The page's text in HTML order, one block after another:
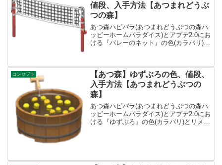
値段、入手方法【あつまれどうぶ
つの森】
あつ森ハピパラ(あつまれどうぶつの森ハ
ッピーホームパラダイス)とアプデ2.0にお
ける『バレーのネット』の色(カラバリ)と
ネット入手方法、値段バレーのネット値
段、基本情報...
コンセプト
【あつ森】ゆずぶろの色、値段、
入手方法【あつまれどうぶつの
森】
あつ森ハピパラ(あつまれどうぶつの森ハ
ッピーホームパラダイス)とアプデ2.0にお
ける『ゆずぶろ』の色(カラバリ)とリメイ